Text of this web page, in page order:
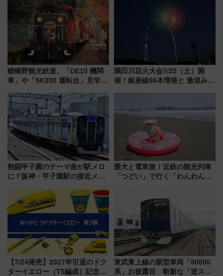
嵯峨野観光鉄道、「DE10 機関
車」や「SK200 運転台」見学ツ
トの一環で激レア体験できちゃ
うかも 参加方法やスケジュール
をご紹介
隅田川花火大会7/25（土）開
催！銀座線96本増発と 激混みの
都心の夜に！
熱闘甲子園のテーマ曲が駅メロ
に？阪神・甲子園駅の接近メロ
谷実アレンジの特別仕様へ、8月
5日始発から
愛犬と電車旅！近鉄の観光列車
「つどい」で行く「わんわん列
【7/24発売】2027年引退のドク
ターイエロー（T5編成）記念グ
東武東上線の新型車両「90000
系」お披露目 斬新な「逆スラ